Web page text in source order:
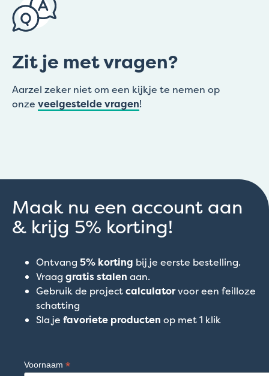
Zit je met vragen?
Aarzel zeker niet om een kijkje te nemen op
onze veelgestelde vragen!
Maak nu een account aan
& krijg 5% korting!
Ontvang 5% korting bij je eerste bestelling.
Vraag gratis stalen aan.
Gebruik de projectcalculatorvoor een feilloze
schatting
Sla je favoriete producten op met 1 klik
Voornaam *